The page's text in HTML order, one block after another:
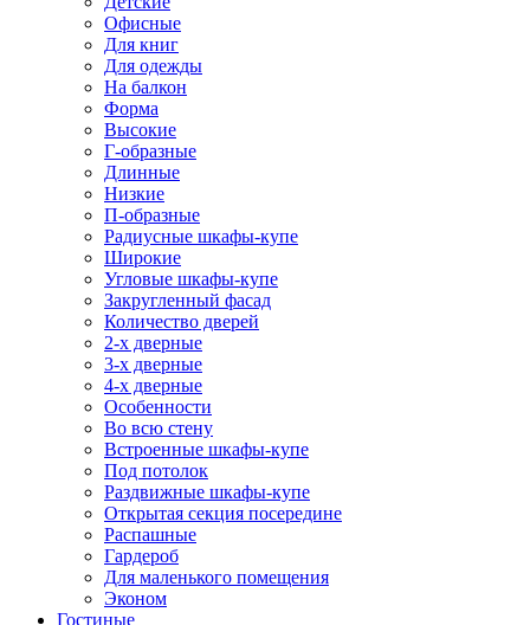
Офисные
Для книг
Для одежды
На балкон
Форма
Высокие
Г-образные
Длинные
Низкие
П-образные
Радиусные шкафы-купе
Широкие
Угловые шкафы-купе
Закругленный фасад
Количество дверей
2-х дверные
3-х дверные
4-х дверные
Особенности
Во всю стену
Встроенные шкафы-купе
Под потолок
Раздвижные шкафы-купе
Открытая секция посередине
Распашные
Гардероб
Для маленького помещения
Эконом
Гостиные